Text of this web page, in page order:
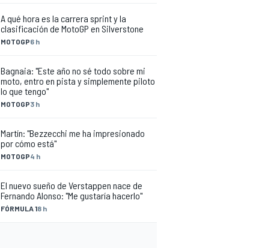
MOTOGP6 h
A qué hora es la carrera sprint y la
clasificación de MotoGP en Silverstone
MOTOGP3 h
Bagnaia: "Este año no sé todo sobre mi
moto, entro en pista y simplemente piloto
lo que tengo"
MOTOGP4 h
Martín: "Bezzecchi me ha impresionado
por cómo está"
FÓRMULA 18 h
El nuevo sueño de Verstappen nace de
Fernando Alonso: "Me gustaría hacerlo"